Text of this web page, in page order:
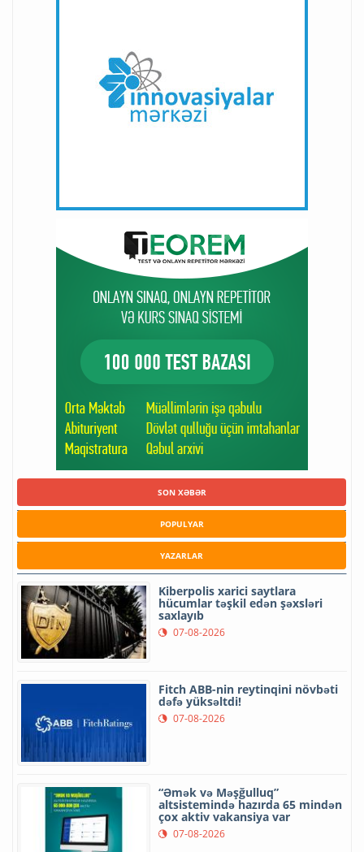
SON XƏBƏR
POPULYAR
YAZARLAR
Kiberpolis xarici saytlara
hücumlar təşkil edən şəxsləri
saxlayıb
07-08-2026
Fitch ABB-nin reytinqini növbəti
dəfə yüksəltdi!
07-08-2026
“Əmək və Məşğulluq”
altsistemində hazırda 65 mindən
çox aktiv vakansiya var
07-08-2026